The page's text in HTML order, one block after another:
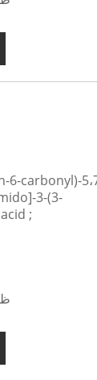
3-(3-
;